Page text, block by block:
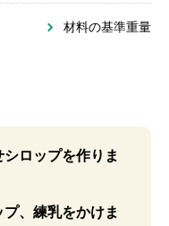
材料の基準重量
シロップを作りま
プ、練乳をかけま